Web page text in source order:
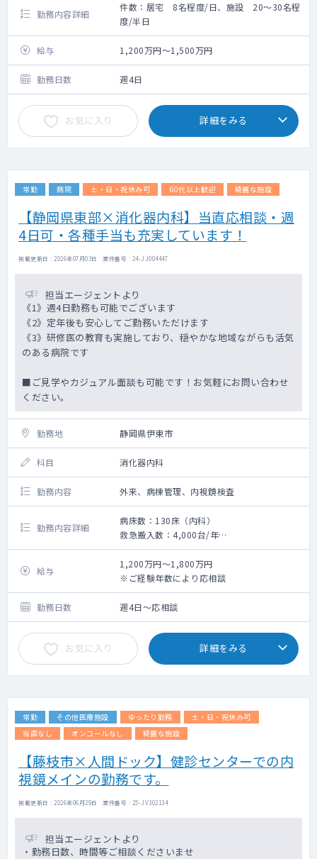
勤務内容詳細
件数：居宅 8名程度/日、施設 20～30名程
度/半日
給与 1,200万円～1,500万円
勤務日数 週4日
お気に入り 詳細をみる
常勤 病院 土・日・祝休み可 60代以上歓迎 綺麗な施設
【静岡県東部×消化器内科】当直応相談・週
4日可・各種手当も充実しています！
掲載更新日 : 2026年07月03日 案件番号 : 24-JJ004447
担当エージェントより
《1》週4日勤務も可能でございます
《2》定年後も安心してご勤務いただけます
《3》研修医の教育も実施しており、穏やかな地域ながらも活気
のある病院です
■ご見学やカジュアル面談も可能です！お気軽にお問い合わせ
ください。
勤務地 静岡県伊東市
科目 消化器内科
勤務内容 外来、病棟管理、内視鏡検査
勤務内容詳細
病床数：130床（内科）
救急搬入数：4,000台/年
消化器内科において外来診療、病棟管理、内
視鏡検査のご対応をお願いします
詳しいお仕事内容につきましてはご相談の
上、決定いたします
給与
1,200万円～1,800万円
※ご経験年数により応相談
勤務日数 週4日～応相談
お気に入り 詳細をみる
常勤 その他医療施設 ゆったり勤務
土・日・祝休み可
当直なし
オンコールなし 綺麗な施設
【藤枝市×人間ドック】健診センターでの内
視鏡メインの勤務です。
掲載更新日 : 2026年06月29日 案件番号 : 25-JV302134
担当エージェントより
・勤務日数、時間等ご相談くださいませ